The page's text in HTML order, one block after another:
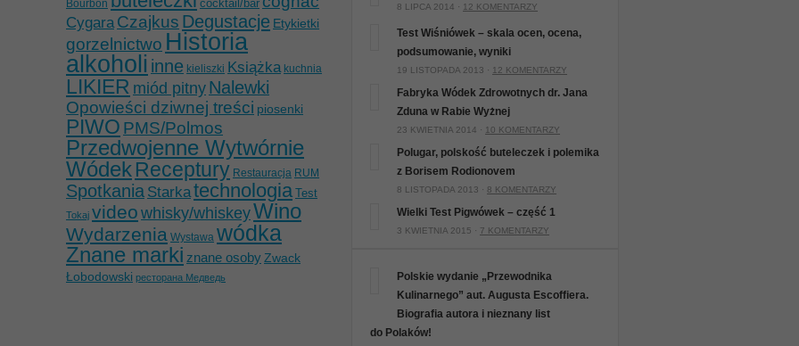
Bourbon cocktail/bar
Cygara Czajkus Degustacje Etykietki
gorzelnictwo Historia
alkoholi inne kieliszki Książka kuchnia
LIKIER miód pitny Nalewki
Opowieści dziwnej treści piosenki
PIWO PMS/Polmos
Przedwojenne Wytwórnie
WódekReceptury Restauracja RUM
Spotkania Starkatechnologia Test
Tokaj videowhisky/whiskeyWino
Wydarzenia Wystawa wódka
Znane marki znane osoby Zwack
Łobodowski ресторана Медведь
8 LIPCA 2014 · 12 KOMENTARZY
Test Wiśniówek – skala ocen, ocena,
podsumowanie, wyniki
19 LISTOPADA 2013 · 12 KOMENTARZY
Fabryka Wódek Zdrowotnych dr. Jana
Zduna w Rabie Wyżnej
23 KWIETNIA 2014 · 10 KOMENTARZY
Polugar, polskość buteleczek i polemika
z Borisem Rodionovem
8 LISTOPADA 2013 · 8 KOMENTARZY
Wielki Test Pigwówek – część 1
3 KWIETNIA 2015 · 7 KOMENTARZY
Polskie wydanie „Przewodnika
Kulinarnego” aut. Augusta Escoffiera.
Biografia autora i nieznany list
do Polaków!